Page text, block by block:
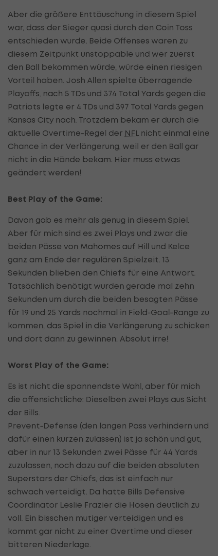
Aber die größere Enttäuschung in diesem Spiel
war, dass der Sieger quasi durch den Coin Toss
entschieden wurde. Beide Offenses waren zu
diesem Zeitpunkt unstoppable und wer zuerst
den Ball bekommen würde, würde einen riesigen
Vorteil haben. Josh Allen spielte überragende
Playoffs, nach 5 TDs und 374 Total Yards gegen die
Patriots legte er 4 TDs und 397 Total Yards gegen
Kansas City nach. Trotzdem bekam er durch die
aktuelle Overtime-Regel der NFL nicht einmal eine
Chance in der Verlängerung, weil er den Ball gar
nicht in die Hände bekam. Hier muss etwas
geändert werden!
Best Play of the Game:
Davon gab es mehr als genug in diesem Spiel.
Aber für mich sind es zwei Plays und zwar die
beiden Pässe von Mahomes auf Hill und Kelce
ganz am Ende der regulären Spielzeit. 13
Sekunden blieben den Chiefs für eine Antwort.
Tatsächlich benötigt wurden gerade mal zehn
Sekunden um durch die beiden besagten Pässe
für 19 und 25 Yards nochmal in Field-Goal-Range zu
kommen, das Spiel in die Verlängerung zu schicken
und dort dann zu gewinnen. Absolut irre!
Worst Play of the Game:
Es ist nicht die spannendste Wahl, aber für mich
die offensichtliche: Dieselben zwei Plays aus Sicht
der Bills.
Prevent-Defense (den langen Pass verhindern und
dafür einen kurzen zulassen) ist ja schön und gut,
aber in nur 13 Sekunden zwei Pässe für 44 Yards
zuzulassen, noch dazu auf die beiden absoluten
Superstars der Chiefs, das ist einfach nur
schwach verteidigt. Da hatte Bills Defensive
Coordinator Leslie Frazier die Hosen deutlich zu
voll. Ein bisschen mutiger verteidigen und es
kommt gar nicht zu einer Overtime und dieser
bitteren Niederlage.